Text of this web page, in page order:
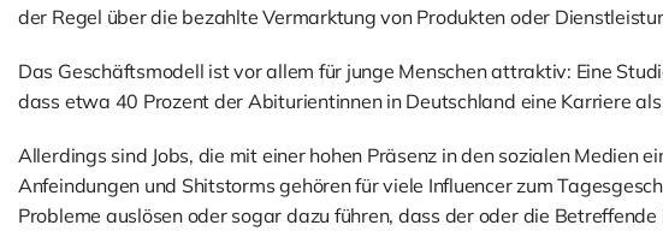
der Regel über die bezahlte Vermarktung von Produkten oder
Das Geschäftsmodell ist vor allem für junge Menschen attraktiv: Eine
dass etwa 40 Prozent der Abiturientinnen in Deutschland eine Karriere
Allerdings sind Jobs, die mit einer hohen Präsenz in den sozialen Medien
Anfeindungen und Shitstorms gehören für viele Influencer zum
Probleme auslösen oder sogar dazu führen, dass der oder die